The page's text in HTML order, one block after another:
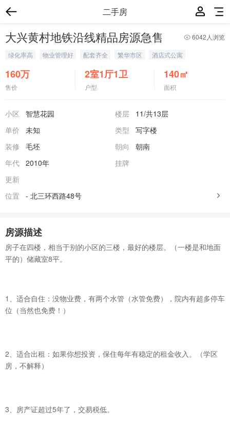
二手房
大兴黄村地铁沿线精品房源急售 6042人浏览
绿化率高 物业管理好 配套齐全 繁华市区 酒店式公寓
160万
售价
2室1厅1卫
户型
140㎡
面积
小区 智慧花园 楼层 11/共13层
单价
未知 类型
写字楼
装修
毛坯 朝向
朝南
年代 2010年
挂牌
更新
位置
- 北三环西路48号
房源描述
房子在四楼，相当于别的小区的三楼，最好的楼层。（一楼是和地面
平的）储藏室8平。
1、适合自住：没物业费，有两个水管（水管免费），院内有超多停车
位（当然也免费！）
2、适合出租：如果你想投资，保住每年有稳定的租金收入。（学区
房，不解释）
3、房产证超过5年了，交易税低。